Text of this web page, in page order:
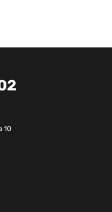
10